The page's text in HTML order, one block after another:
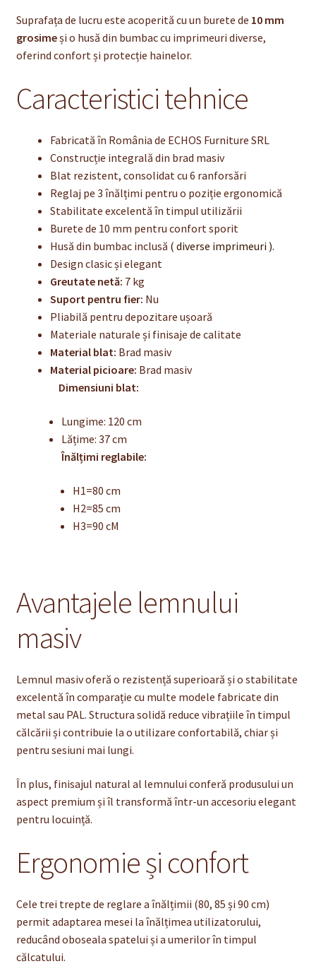
Suprafața de lucru este acoperită cu un burete de 10 mm
grosimeși o husă din bumbac cu imprimeuri diverse,
oferind confort și protecție hainelor.
Caracteristici tehnice
Fabricată în România de ECHOS Furniture SRL
Construcție integrală din brad masiv
Blat rezistent, consolidat cu 6 ranforsări
Reglaj pe 3 înălțimi pentru o poziție ergonomică
Stabilitate excelentă în timpul utilizării
Burete de 10 mm pentru confort sporit
Husă din bumbac inclusă ( diverse imprimeuri ).
Design clasic și elegant
Greutate netă: 7 kg
Suport pentru fier: Nu
Pliabilă pentru depozitare ușoară
Materiale naturale și finisaje de calitate
Material blat: Brad masiv
Material picioare: Brad masiv
Dimensiuni blat:
Lungime: 120 cm
Lățime: 37 cm
Înălțimi reglabile:
H1=80 cm
H2=85 cm
H3=90 cM
Avantajele lemnului
masiv
Lemnul masiv oferă o rezistență superioară și o stabilitate
excelentă în comparație cu multe modele fabricate din
metal sau PAL. Structura solidă reduce vibrațiile în timpul
călcării și contribuie la o utilizare confortabilă, chiar și
pentru sesiuni mai lungi.
În plus, finisajul natural al lemnului conferă produsului un
aspect premium și îl transformă într-un accesoriu elegant
pentru locuință.
Ergonomie și confort
Cele trei trepte de reglare a înălțimii (80, 85 și 90 cm)
permit adaptarea mesei la înălțimea utilizatorului,
reducând oboseala spatelui și a umerilor în timpul
călcatului.